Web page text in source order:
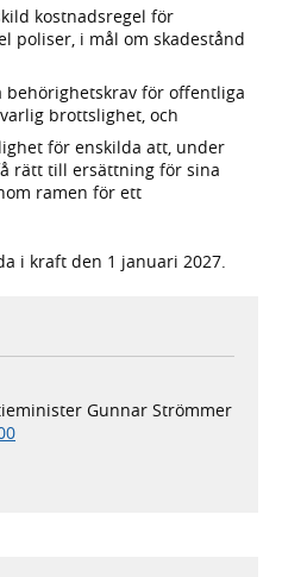
kostnadsregel för
poliser, i mål om skadestånd
behörighetskrav för offentliga
brottslighet, och
för enskilda att, under
rätt till ersättning för sina
ramen för ett
i kraft den 1 januari 2027.
Gunnar Strömmer